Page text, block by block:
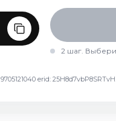
2 шаг.
erid: